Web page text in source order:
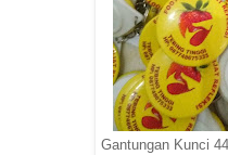
Gantungan Kunci